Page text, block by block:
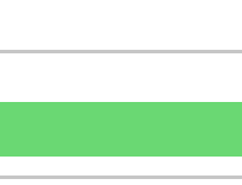
索: